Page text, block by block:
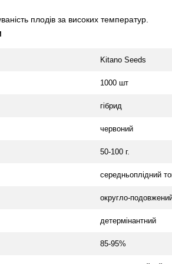
плодів за високих температур.
Kitano Seeds
1000 шт
гібрид
червоний
50-100 г.
середньоплідний
округло-
детермінантний
85-95%